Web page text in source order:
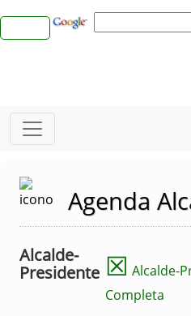
Agenda
Alcalde-
Presidente ☒ Alcalde-
Completa